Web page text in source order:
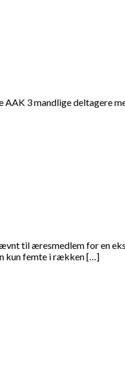
3 mandlige deltagere
til æresmedlem for en
kun femte i rækken […]